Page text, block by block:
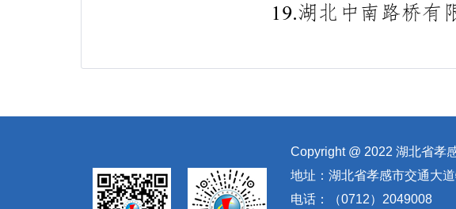
Copyright @ 2022 湖北省孝
地址：湖北省孝感市交通大
电话：（0712）2049008